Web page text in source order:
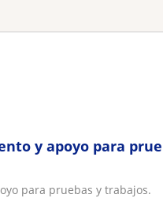
y apoyo para
para pruebas y trabajos.